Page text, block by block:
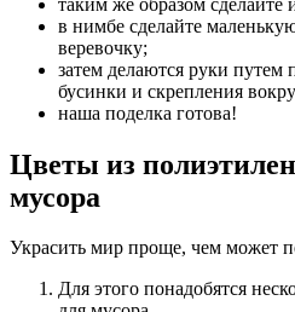
в нимбе сделайте
веревочку;
затем делаются руки путем
бусинки и скрепления
наша поделка готова!
Цветы из
мусора
Украсить мир проще, чем может
Для этого понадобятся